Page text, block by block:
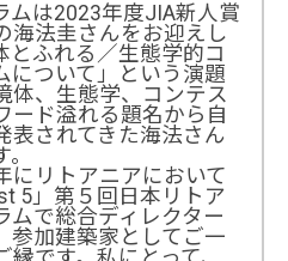
ムは2023年度JIA新人賞
海法圭さんをお迎えし
とふれる／生態学的コ
について」という演題
体、生態学、コンテス
ード溢れる題名から自
表されてきた海法さん
にリトアニアにおいて
5」第５回日本リトア
ムで総合ディレクター
参加建築家としてご一